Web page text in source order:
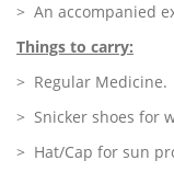
> An accompanied
Things to carry:
> Regular Medicine.
> Snicker shoes for
> Hat/Cap for sun